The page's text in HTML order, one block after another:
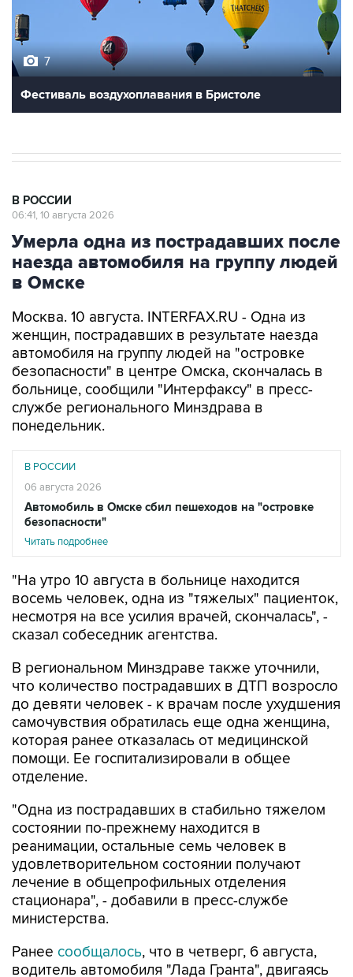
7
Фестиваль воздухоплавания в Бристоле
В РОССИИ
06:41, 10 августа 2026
Умерла одна из пострадавших после
наезда автомобиля на группу людей
в Омске
Москва. 10 августа. INTERFAX.RU - Одна из
женщин, пострадавших в результате наезда
автомобиля на группу людей на "островке
безопасности" в центре Омска, скончалась в
больнице, сообщили "Интерфаксу" в пресс-
службе регионального Минздрава в
понедельник.
В РОССИИ
06 августа 2026
Автомобиль в Омске сбил пешеходов на "островке
безопасности"
Читать подробнее
"На утро 10 августа в больнице находится
восемь человек, одна из "тяжелых" пациенток,
несмотря на все усилия врачей, скончалась", -
сказал собеседник агентства.
В региональном Минздраве также уточнили,
что количество пострадавших в ДТП возросло
до девяти человек - к врачам после ухудшения
самочувствия обратилась еще одна женщина,
которая ранее отказалась от медицинской
помощи. Ее госпитализировали в общее
отделение.
"Одна из пострадавших в стабильно тяжелом
состоянии по-прежнему находится в
реанимации, остальные семь человек в
удовлетворительном состоянии получают
лечение в общепрофильных отделения
стационара", - добавили в пресс-службе
министерства.
Ранее сообщалось, что в четверг, 6 августа,
водитель автомобиля "Лада Гранта", двигаясь